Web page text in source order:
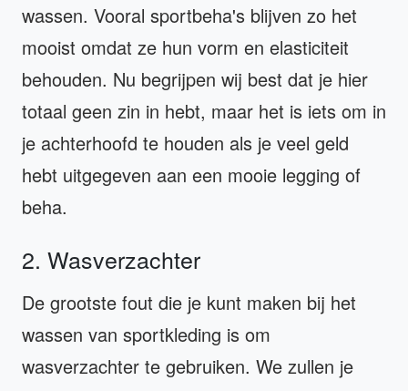
wassen. Vooral sportbeha's blijven zo het
mooist omdat ze hun vorm en elasticiteit
behouden. Nu begrijpen wij best dat je hier
totaal geen zin in hebt, maar het is iets om in
je achterhoofd te houden als je veel geld
hebt uitgegeven aan een mooie legging of
beha.
2. Wasverzachter
De grootste fout die je kunt maken bij het
wassen van sportkleding is om
wasverzachter te gebruiken. We zullen je